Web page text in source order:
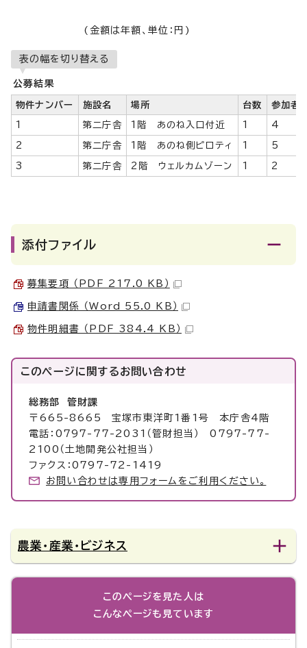
(金額は年額、単位：円)
表の幅を切り替える
公募結果
物件ナンバー 施設名 場所 台数 参加者
1 第二庁舎 1階 あのね入口付近 1 4
2 第二庁舎 1階 あのね側ピロティ 1 5
3 第二庁舎 2階 ウェルカムゾーン 1 2
添付ファイル
募集要項 （PDF 217.0 KB）
申請書関係 （Word 55.0 KB）
物件明細書 （PDF 384.4 KB）
このページに関するお問い合わせ
総務部 管財課
〒665-8665 宝塚市東洋町1番1号 本庁舎4階
電話：0797-77-2031（管財担当） 0797-77-
2100（土地開発公社担当）
ファクス：0797-72-1419
お問い合わせは専用フォームをご利用ください。
農業・産業・ビジネス
このページを見た人は
こんなページも見ています